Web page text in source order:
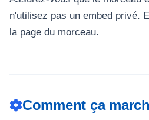
n'utilisez pas un embed privé.
la page du morceau.
Comment ça